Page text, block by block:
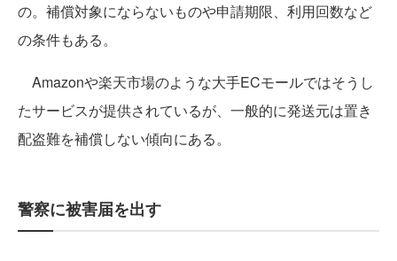
の。補償対象にならないものや申請期限、利用回数など
の条件もある。
Amazonや楽天市場のような大手ECモールではそうし
たサービスが提供されているが、一般的に発送元は置き
配盗難を補償しない傾向にある。
警察に被害届を出す